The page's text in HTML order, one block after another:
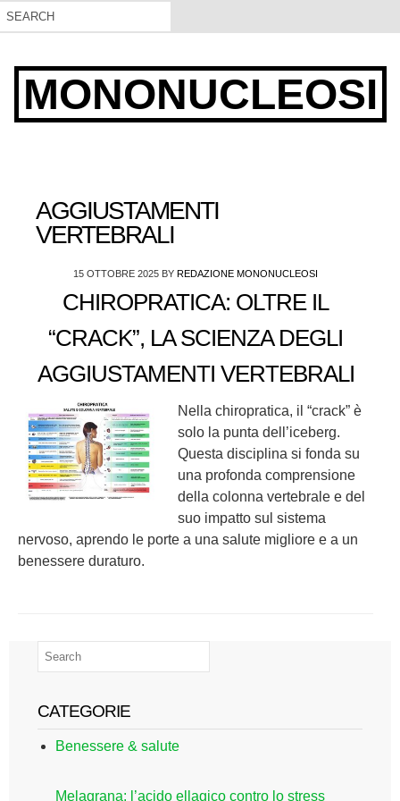
MONONUCLEOSI
AGGIUSTAMENTI
VERTEBRALI
15 OTTOBRE 2025 BY REDAZIONE MONONUCLEOSI
CHIROPRATICA: OLTRE IL
“CRACK”, LA SCIENZA DEGLI
AGGIUSTAMENTI VERTEBRALI
Nella chiropratica, il “crack” è
solo la punta dell’iceberg.
Questa disciplina si fonda su
una profonda comprensione
della colonna vertebrale e del
suo impatto sul sistema
nervoso, aprendo le porte a una salute migliore e a un
benessere duraturo.
CATEGORIE
Benessere & salute
Melagrana: l’acido ellagico contro lo stress